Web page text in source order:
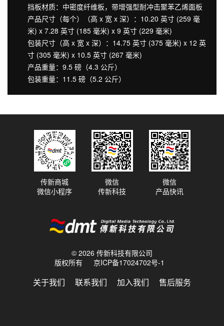
挡板材质：中密度纤维板，带增强型耐冲击聚苯乙烯面板
产品尺寸（每个）（高 x 宽 x 深）：10.20 英寸 (259 毫
米) x 7.28 英寸 (185 毫米) x 9 英寸 (229 毫米)
包装尺寸（高 x 宽 x 深）：14.75 英寸 (375 毫米) x 12 英
寸 (305 毫米) x 10.5 英寸 (267 毫米)
产品重量：9.5 磅（4.3 公斤）
包装重量：11.5 磅（5.2 公斤）
© 2026 传新科技有限公司
版权所有
京ICP备17024702号-1
关于我们 联系我们 加入我们 售后服务
传新商城
微信小程序
微信
传新科技
微信
产品快讯